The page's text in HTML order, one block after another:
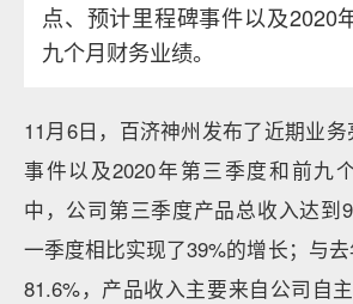
点、预计里程碑事件以及2020
九个月财务业绩。
11月6日，百济神州发布了近期业
事件以及2020年第三季度和前九
中，公司第三季度产品总收入达到
一季度相比实现了39%的增长；与
81.6%，产品收入主要来自公司自